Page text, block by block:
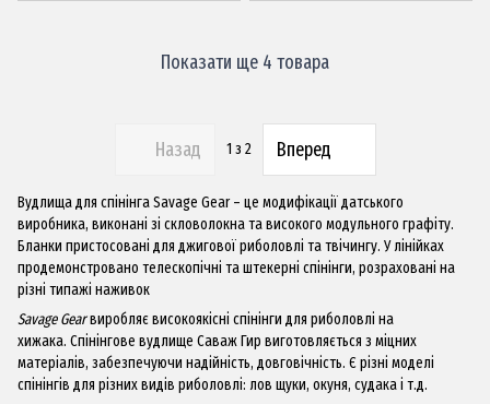
Показати ще 4 товара
Назад 1 з 2 Вперед
Вудлища для спінінга Savage Gear – це модифікації датського
виробника, виконані зі скловолокна та високого модульного графіту.
Бланки пристосовані для джигової риболовлі та твічингу. У лінійках
продемонстровано телескопічні та штекерні спінінги, розраховані на
різні типажі наживок
Savage Gearвиробляє високоякісні спінінги для риболовлі на
хижака. Спінінгове вудлище СаважГир виготовляється з міцних
матеріалів, забезпечуючи надійність, довговічність. Є різні моделі
спінінгів для різних видів риболовлі: лов щуки, окуня, судака і т.д.